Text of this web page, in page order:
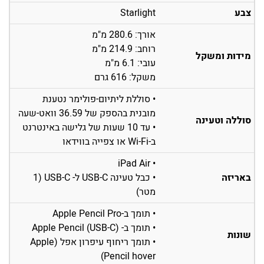
צבע
Starlight
מידות ומשקל
אורך: 280.6 מ"מ
רוחב: 214.9 מ"מ
עובי: 6.1 מ"מ
משקל: 616 גרם
סוללה וטעינה
• סוללת ליתיום-פולימר נטענת
מובנית בהספק של 36.59 וואט-שעה
• עד 10 שעות של גלישה באינטרנט
ב-Wi-Fi או צפייה בווידאו
באריזה
• iPad Air
• כבל טעינה USB-C ל- USB-C (1
מטר)
שונות
• תומך ב-Apple Pencil Pro
• תומך ב- Apple Pencil (USB-C)
• תומך ריחוף עיפרון אפל (Apple
Pencil hover)